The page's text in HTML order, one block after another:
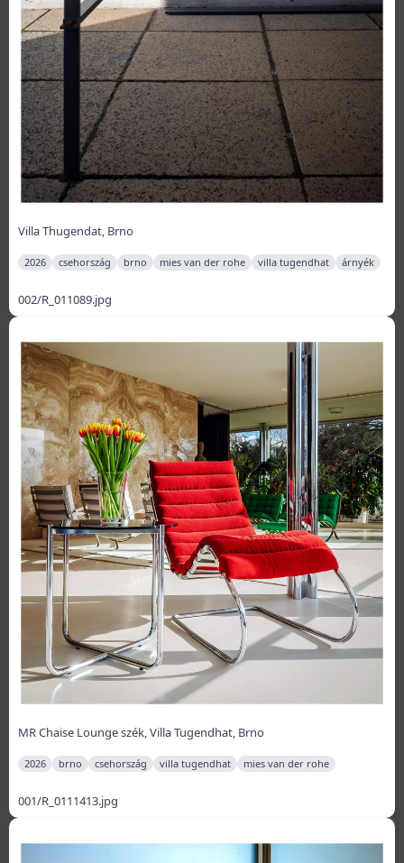
Villa Thugendat, Brno
2026 csehország brno mies van der rohe villa tugendhat árnyék
002/R_011089.jpg
MR Chaise Lounge szék, Villa Tugendhat, Brno
2026 brno csehország villa tugendhat mies van der rohe
001/R_0111413.jpg